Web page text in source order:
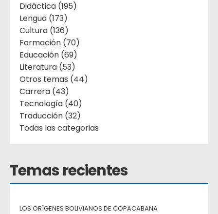
Didáctica (195)
Lengua (173)
Cultura (136)
Formación (70)
Educación (69)
Literatura (53)
Otros temas (44)
Carrera (43)
Tecnología (40)
Traducción (32)
Todas las categorias
Temas recientes
LOS ORÍGENES BOLIVIANOS DE COPACABANA